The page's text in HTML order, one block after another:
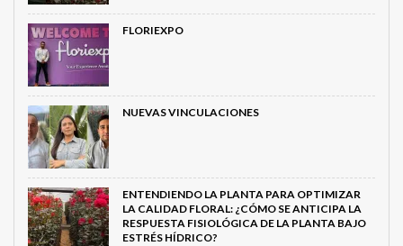
FLORIEXPO
NUEVAS VINCULACIONES
ENTENDIENDO LA PLANTA PARA OPTIMIZAR
LA CALIDAD FLORAL: ¿CÓMO SE ANTICIPA LA
RESPUESTA FISIOLÓGICA DE LA PLANTA BAJO
ESTRÉS HÍDRICO?